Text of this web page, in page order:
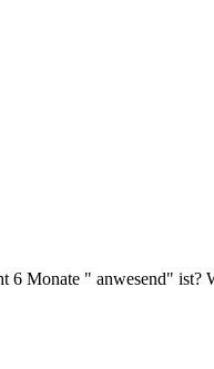
6 Monate " anwesend" ist?